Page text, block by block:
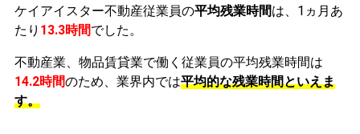
ケイアイスター不動産従業員の平均残業時間は、1ヵ月あ
たり 13.3時間でした。
不動産業、物品賃貸業で働く従業員の平均残業時間は
14.2時間のため、業界内では平均的な残業時間といえま
す。